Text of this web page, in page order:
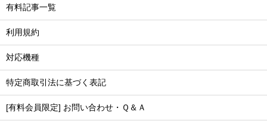
有料記事一覧
利用規約
対応機種
特定商取引法に基づく表記
[有料会員限定] お問い合わせ・Ｑ＆Ａ